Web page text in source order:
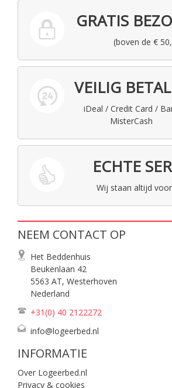
GRATIS
(boven de €
VEILIG
iDeal / Credit Card /
MisterCash
ECHTE
Wij staan altijd
NEEM CONTACT OP
Het Beddenhuis
Beukenlaan 42
5563 AT, Westerhoven
Nederland
+31(0) 40 2122272
info@logeerbed.nl
INFORMATIE
Over Logeerbed.nl
Privacy & cookies